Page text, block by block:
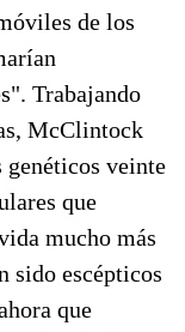
de los
Trabajando
McClintock
genéticos veinte
que
mucho más
sido escépticos
que